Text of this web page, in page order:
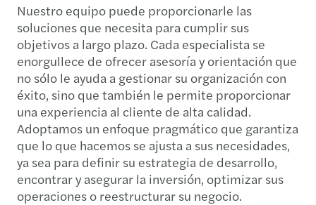
Nuestro equipo puede proporcionarle las
soluciones que necesita para cumplir sus
objetivos a largo plazo. Cada especialista se
enorgullece de ofrecer asesoría y orientación que
no sólo le ayuda a gestionar su organización con
éxito, sino que también le permite proporcionar
una experiencia al cliente de alta calidad.
Adoptamos un enfoque pragmático que garantiza
que lo que hacemos se ajusta a sus necesidades,
ya sea para definir su estrategia de desarrollo,
encontrar y asegurar la inversión, optimizar sus
operaciones o reestructurar su negocio.